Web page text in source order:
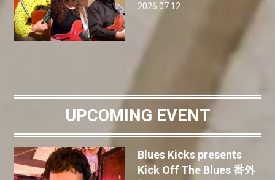
2026.07.12
UPCOMING EVENT
Blues Kicks presents
Kick Off The Blues 番外